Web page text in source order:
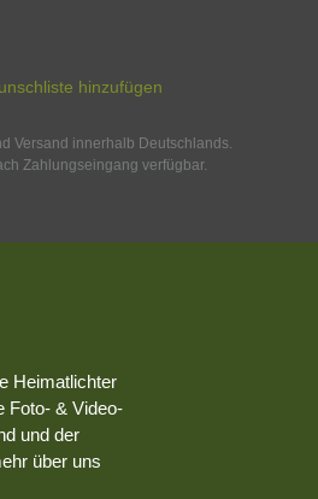
hinzufügen
Versand innerhalb Deutschlands.
Zahlungseingang verfügbar.
Heimatlichter
Foto- & Video-
und der
über uns